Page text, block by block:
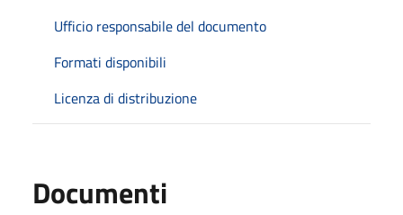
Ufficio responsabile del documento
Formati disponibili
Licenza di distribuzione
Documenti